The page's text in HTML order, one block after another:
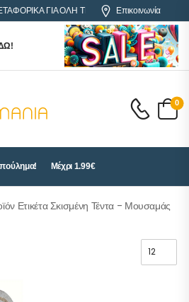
ΓΙΑ ΟΛΗ ΤΗΝ ΕΛΛΑΔΑΕπικοινωνία
0
Μέχρι 1.99€
Ετικέτα Σκισμένη Τέντα - Μουσαμάς